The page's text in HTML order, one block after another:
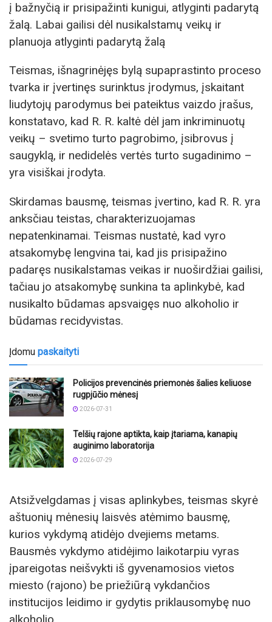
į bažnyčią ir prisipažinti kunigui, atlyginti padarytą
žalą. Labai gailisi dėl nusikalstamų veikų ir
planuoja atlyginti padarytą žalą
Teismas, išnagrinėjęs bylą supaprastinto proceso
tvarka ir įvertinęs surinktus įrodymus, įskaitant
liudytojų parodymus bei pateiktus vaizdo įrašus,
konstatavo, kad R. R. kaltė dėl jam inkriminuotų
veikų – svetimo turto pagrobimo, įsibrovus į
saugyklą, ir nedidelės vertės turto sugadinimo –
yra visiškai įrodyta.
Skirdamas bausmę, teismas įvertino, kad R. R. yra
anksčiau teistas, charakterizuojamas
nepatenkinamai. Teismas nustatė, kad vyro
atsakomybę lengvina tai, kad jis prisipažino
padaręs nusikalstamas veikas ir nuoširdžiai gailisi,
tačiau jo atsakomybę sunkina ta aplinkybė, kad
nusikalto būdamas apsvaigęs nuo alkoholio ir
būdamas recidyvistas.
Įdomu paskaityti
Policijos prevencinės priemonės šalies keliuose
rugpjūčio mėnesį
2026-07-31
Telšių rajone aptikta, kaip įtariama, kanapių
auginimo laboratorija
2026-07-29
Atsižvelgdamas į visas aplinkybes, teismas skyrė
aštuonių mėnesių laisvės atėmimo bausmę,
kurios vykdymą atidėjo dvejiems metams.
Bausmės vykdymo atidėjimo laikotarpiu vyras
įpareigotas neišvykti iš gyvenamosios vietos
miesto (rajono) be priežiūrą vykdančios
institucijos leidimo ir gydytis priklausomybę nuo